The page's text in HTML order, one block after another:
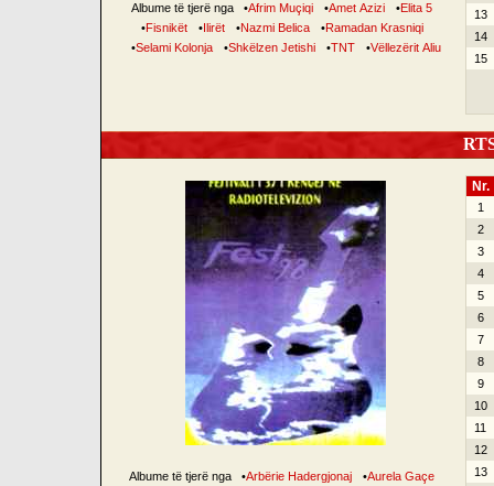
Albume të tjerë nga •Afrim Muçiqi •Amet Azizi •Elita 5
•Fisnikët •Ilirët •Nazmi Belica •Ramadan Krasniqi
•Selami Kolonja •Shkëlzen Jetishi •TNT •Vëllezërit Aliu
13
14
15
Albume të tjerë nga •Arbërie Hadergjonaj •Aurela Gaçe
Nr.
1
2
3
4
5
6
7
8
9
10
11
12
13